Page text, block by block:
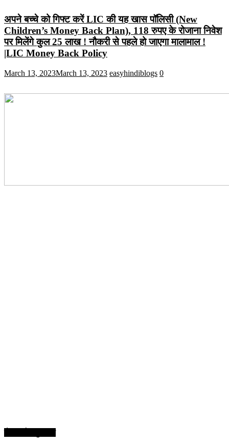
अपने बच्चे को गिफ्ट करें LIC की यह खास पॉलिसी (New
Children’s Money Back Plan), 118 रुपए के रोजाना निवेश
पर मिलेंगे कुल 25 लाख ! नौकरी से पहले हो जाएगा मालामाल !
|LIC Money Back Policy
March 13, 2023March 13, 2023 easyhindiblogs 0